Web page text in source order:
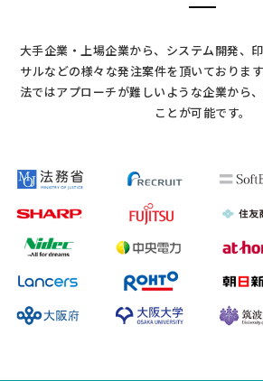
大手企業・上場企業から、システム開発、
サルなどの様々な発注案件を頂いております
法ではアプローチが難しいような企業から
ことが可能です。